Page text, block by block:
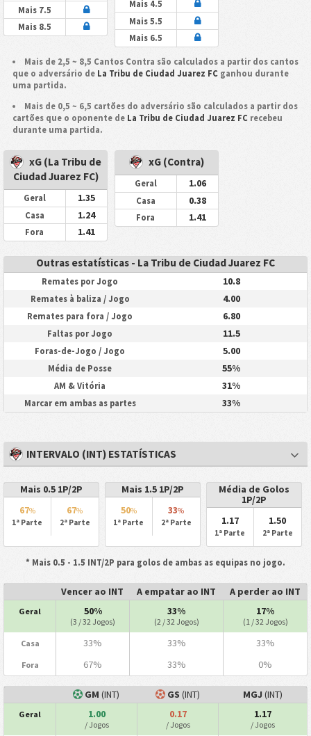
Mais 7.5
Mais 8.5
Mais 4.5
Mais 5.5
Mais 6.5
Mais de 2,5 ~ 8,5 Cantos Contra são calculados a partir dos cantos
que o adversário de La Tribu de Ciudad Juarez FCganhou durante
uma partida.
Mais de 0,5 ~ 6,5 cartões do adversário são calculados a partir dos
cartões que o oponente de La Tribu de Ciudad Juarez FCrecebeu
durante uma partida.
xG (La Tribu de
Ciudad Juarez FC)
Geral 1.35
Casa 1.24
Fora 1.41
xG (Contra)
Geral 1.06
Casa 0.38
Fora 1.41
Outras estatísticas - La Tribu de Ciudad Juarez FC
Remates por Jogo 10.8
Remates à baliza / Jogo 4.00
Remates para fora / Jogo 6.80
Faltas por Jogo 11.5
Foras-de-Jogo / Jogo 5.00
Média de Posse 55%
AM & Vitória 31%
Marcar em ambas as partes 33%
INTERVALO (INT) ESTATÍSTICAS
Mais 0.5 1P/2P
67%
1ª Parte
67%
2ª Parte
Mais 1.5 1P/2P
50%
1ª Parte
33%
2ª Parte
Média de Golos
1P/2P
1.17
1ª Parte
1.50
2ª Parte
* Mais 0.5 - 1.5 INT/2P para golos de ambas as equipas no jogo.
Vencer ao INT A empatar ao INT A perder ao INT
Geral 50%
(3 / 32 Jogos)
33%
(2 / 32 Jogos)
17%
(1 / 32 Jogos)
Casa 33% 33% 33%
Fora 67% 33% 0%
GM (INT) GS (INT) MGJ (INT)
Geral 1.00
/ Jogos
0.17
/ Jogos
1.17
/ Jogos